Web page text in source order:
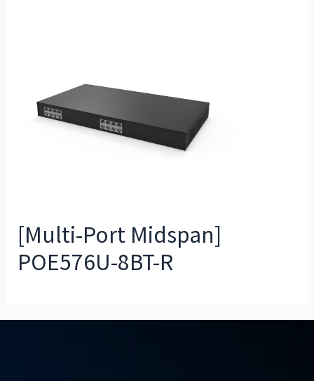
[Multi-Port Midspan]
POE576U-8BT-R